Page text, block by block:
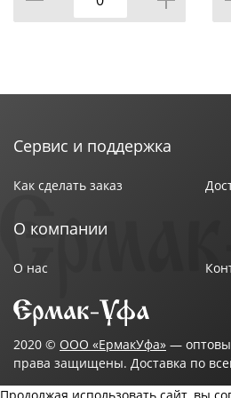
Элементы питания : 3хААА
Сервис и поддержка
Как сделать заказ
О компании
О нас
2020 © ООО «ЕрмакУфа» —
права защищены. Доставка по